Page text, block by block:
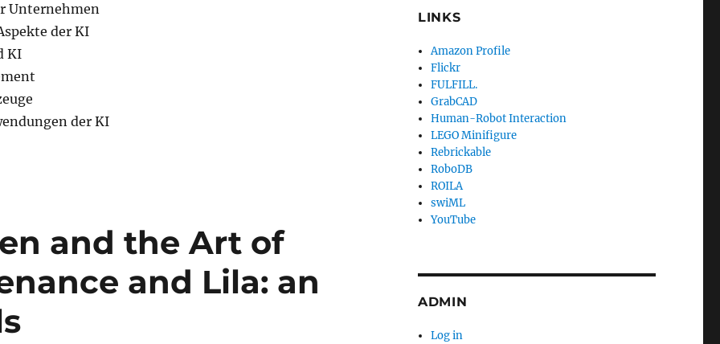
Unternehmen
der KI
KI
der KI
and the Art of
and Lila: an
LINKS
Amazon Profile
Flickr
FULFILL.
GrabCAD
Human-Robot Interaction
LEGO Minifigure
Rebrickable
RoboDB
ROILA
swiML
YouTube
ADMIN
Log in